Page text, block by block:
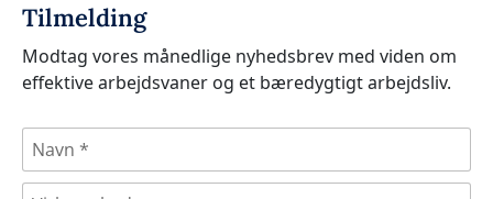
Tilmelding
Modtag vores månedlige nyhedsbrev med viden om
effektive arbejdsvaner og et bæredygtigt arbejdsliv.
N
v
V